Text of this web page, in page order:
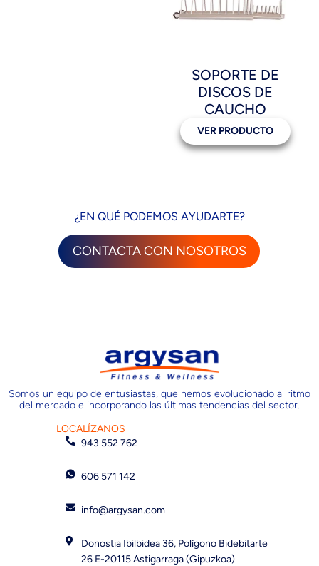
SOPORTE DE
DISCOS DE
CAUCHO
VER PRODUCTO
¿EN QUÉ PODEMOS AYUDARTE?
CONTACTA CON NOSOTROS
Somos un equipo de entusiastas, que hemos evolucionado al ritmo
del mercado e incorporando las últimas tendencias del sector.
LOCALÍZANOS
943 552 762
606 571 142
info@argysan.com
Donostia Ibilbidea 36, Polígono Bidebitarte
26 E-20115 Astigarraga (Gipuzkoa)